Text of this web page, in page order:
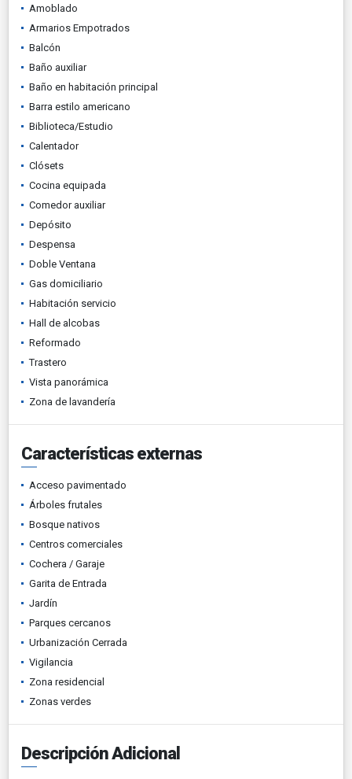
Amoblado
Armarios Empotrados
Balcón
Baño auxiliar
Baño en habitación principal
Barra estilo americano
Biblioteca/Estudio
Calentador
Clósets
Cocina equipada
Comedor auxiliar
Depósito
Despensa
Doble Ventana
Gas domiciliario
Habitación servicio
Hall de alcobas
Reformado
Trastero
Vista panorámica
Zona de lavandería
Características externas
Acceso pavimentado
Árboles frutales
Bosque nativos
Centros comerciales
Cochera / Garaje
Garita de Entrada
Jardín
Parques cercanos
Urbanización Cerrada
Vigilancia
Zona residencial
Zonas verdes
Descripción Adicional